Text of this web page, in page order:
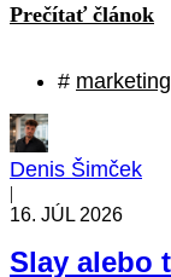
Prečítať článok
# marketing
Denis Šimček
|
16. JÚL 2026
Slay alebo